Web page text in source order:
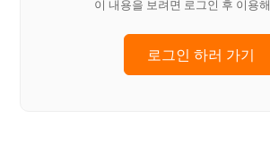
이 내용을 보려면 로그인 후 이용
로그인 하러 가기